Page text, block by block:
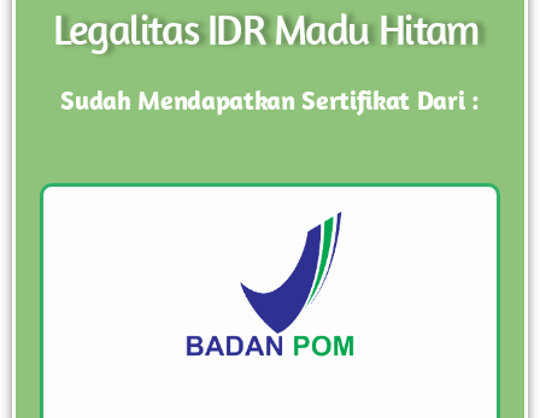
Legalitas IDR Madu Hitam
Sudah Mendapatkan Sertifikat Dari :